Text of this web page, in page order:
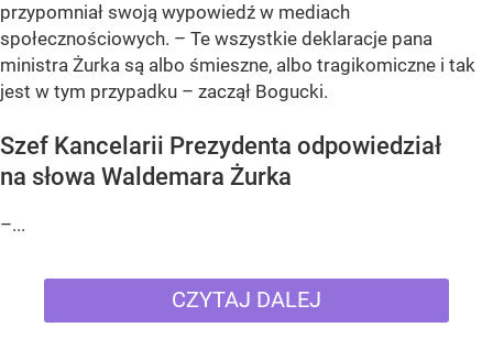
przypomniał swoją wypowiedź w mediach
społecznościowych. – Te wszystkie deklaracje pana
ministra Żurka są albo śmieszne, albo tragikomiczne i tak
jest w tym przypadku – zaczął Bogucki.
Szef Kancelarii Prezydenta odpowiedział
na słowa Waldemara Żurka
–...
CZYTAJ DALEJ